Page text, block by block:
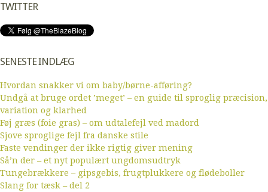
TWITTER
SENESTE INDLÆG
Hvordan snakker vi om baby/børne-afføring?
Undgå at bruge ordet ’meget’ – en guide til sproglig præcision,
variation og klarhed
Føj græs (foie gras) – om udtalefejl ved madord
Sjove sproglige fejl fra danske stile
Faste vendinger der ikke rigtig giver mening
Så’n der – et nyt populært ungdomsudtryk
Tungebrækkere – gipsgebis, frugtplukkere og flødeboller
Slang for tæsk – del 2